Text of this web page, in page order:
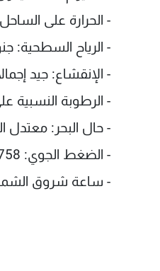
- الحرارة على الساحل غدا من 11 الى 21 درجة، فوق الجبال من 7 الى 15
- الرياح السطحية: جنوبية - غربية،
- الإنقشاع: جيد
- الرطوبة النسبية على
- حال البحر: معتدل
- الضغط الجوي: 758 ملم زئبق.
- ساعة شروق الشمس: 6,39، ساعة غروب